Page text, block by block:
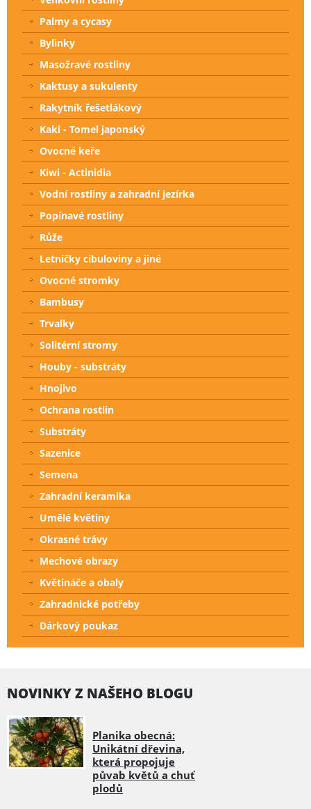
Palmy a cycasy
Bylinky
Masožravé rostliny
Kaktusy a sukulenty
Rakytník řešetlákový
Kaki - Tomel japonský
Ovocné keře
Kiwi - Actinidia
Vodní rostliny a zahradní jezírka
Popínavé rostliny
Růže
Letničky cibuloviny a jiné
Ovocné stromky
Bambusy
Trvalky
Solitérní stromy
Houby - substráty
Hnojivo
Ochrana rostlin
Substráty
Sazenice
Semena
Zahradní keramika
Umělé květiny
Okrasné trávy
Mechové obrazy
Květináče a obaly
Zahradnické potřeby
Dárkový poukaz
NOVINKY Z NAŠEHO BLOGU
Planika obecná:
Unikátní dřevina,
která propojuje
půvab květů a chuť
plodů